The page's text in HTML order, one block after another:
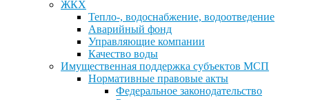
ЖКХ
Тепло-, водоснабжение, водоотведение
Аварийный фонд
Управляющие компании
Качество воды
Имущественная поддержка субъектов МСП
Нормативные правовые акты
Федеральное законодательство